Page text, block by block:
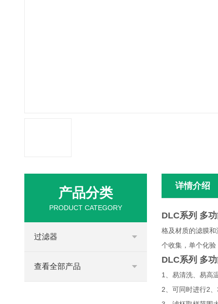
详情介绍
DLC系列 多
格及材质的滤膜
个收集，单个化
DLC系列 多
1、易清洗、易高
2、可同时进行2
产品分类
PRODUCT CATEGORY
过滤器
查看全部产品